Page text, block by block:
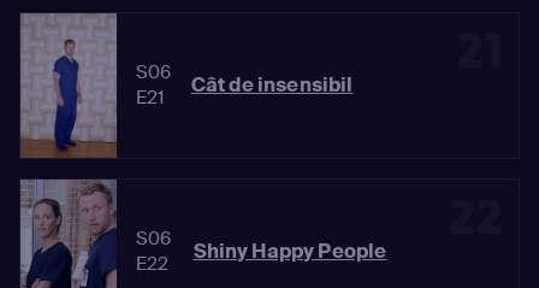
S06
E21
Cât de insensibil
S06
E22
Shiny Happy People